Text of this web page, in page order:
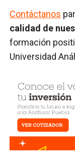
Contáctanos
calidad de
formación
Universidad